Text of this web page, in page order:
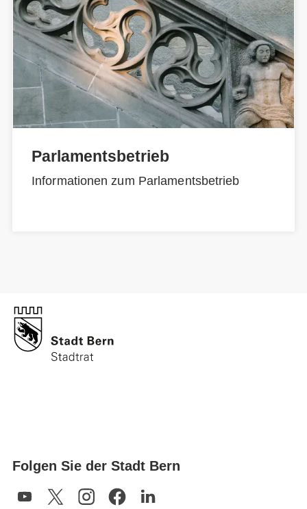
Parlamentsbetrieb
Informationen zum Parlamentsbetrieb
Folgen Sie der Stadt Bern